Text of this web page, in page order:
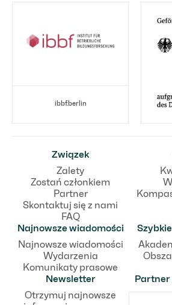
ibbf.berlin
Związek
Zalety
Zostań członkiem
Partner
Skontaktuj się z nami
FAQ
Najnowsze wiadomości
Najnowsze wiadomości
Wydarzenia
Komunikaty prasowe
Newsletter
Otrzymuj najnowsze
Partner